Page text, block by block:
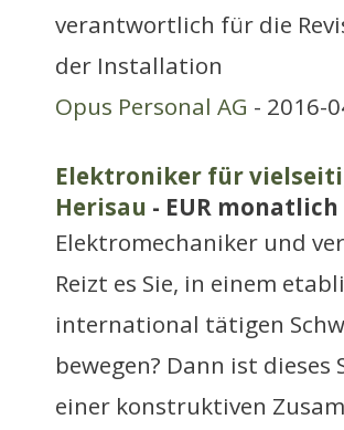
verantwortlich für die
der Installation
Opus Personal AG - 2016-
Elektroniker für
Herisau - EUR monatlich
Elektromechaniker und
Reizt es Sie, in einem
international tätigen
bewegen? Dann ist
einer konstruktiven